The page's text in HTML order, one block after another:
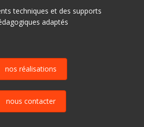
techniques et des supports
adaptés
nos réalisations
nous contacter